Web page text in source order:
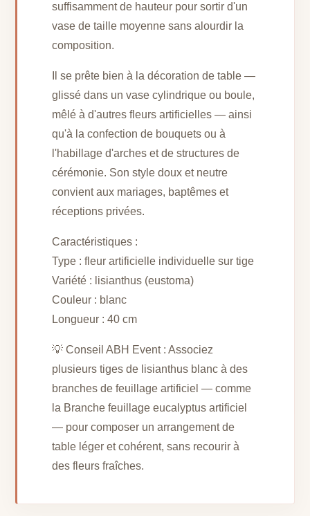
suffisamment de hauteur pour sortir d'un
vase de taille moyenne sans alourdir la
composition.
Il se prête bien à la décoration de table —
glissé dans un vase cylindrique ou boule,
mêlé à d'autres fleurs artificielles — ainsi
qu'à la confection de bouquets ou à
l'habillage d'arches et de structures de
cérémonie. Son style doux et neutre
convient aux mariages, baptêmes et
réceptions privées.
Caractéristiques :
Type : fleur artificielle individuelle sur tige
Variété : lisianthus (eustoma)
Couleur : blanc
Longueur : 40 cm
💡 Conseil ABH Event : Associez
plusieurs tiges de lisianthus blanc à des
branches de feuillage artificiel — comme
la Branche feuillage eucalyptus artificiel
— pour composer un arrangement de
table léger et cohérent, sans recourir à
des fleurs fraîches.